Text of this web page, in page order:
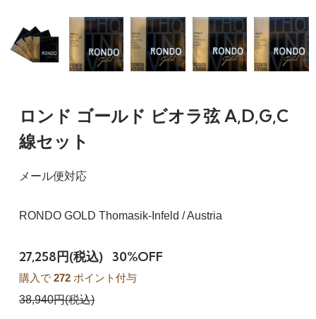
ロンド ゴールド ビオラ弦 A,D,G,C
線セット
メール便対応
RONDO GOLD Thomasik-Infeld / Austria
27,258円(税込) 30%OFF
購入で 272ポイント付与
38,940円(税込)